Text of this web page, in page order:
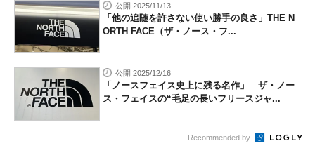
公開 2025/11/13
「他の追随を許さない使い勝手の良さ」THE N
ORTH FACE（ザ・ノース・フ...
公開 2025/12/16
「ノースフェイス史上に残る名作」 ザ・ノー
ス・フェイスの“毛足の長いフリースジャ...
Recommended by